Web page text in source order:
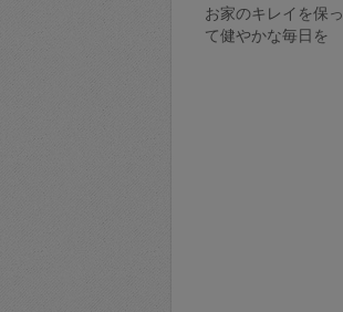
お家のキレイを保っ
て健やかな毎日を